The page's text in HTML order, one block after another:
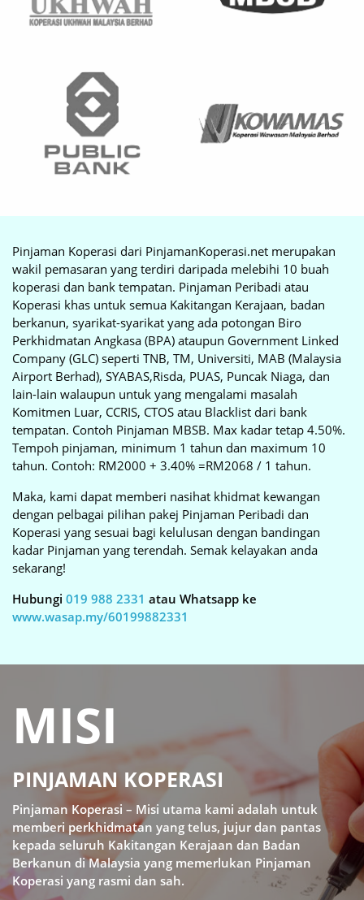
Pinjaman Koperasi dari PinjamanKoperasi.net merupakan
wakil pemasaran yang terdiri daripada melebihi 10 buah
koperasi dan bank tempatan. Pinjaman Peribadi atau
Koperasi khas untuk semua Kakitangan Kerajaan, badan
berkanun, syarikat-syarikat yang ada potongan Biro
Perkhidmatan Angkasa (BPA) ataupun Government Linked
Company (GLC) seperti TNB, TM, Universiti, MAB (Malaysia
Airport Berhad), SYABAS,Risda, PUAS, Puncak Niaga, dan
lain-lain walaupun untuk yang mengalami masalah
Komitmen Luar, CCRIS, CTOS atau Blacklist dari bank
tempatan. Contoh Pinjaman MBSB. Max kadar tetap 4.50%.
Tempoh pinjaman, minimum 1 tahun dan maximum 10
tahun. Contoh: RM2000 + 3.40% =RM2068 / 1 tahun.
Maka, kami dapat memberi nasihat khidmat kewangan
dengan pelbagai pilihan pakej Pinjaman Peribadi dan
Koperasi yang sesuai bagi kelulusan dengan bandingan
kadar Pinjaman yang terendah. Semak kelayakan anda
sekarang!
Hubungi 019 988 2331 atau Whatsapp ke
www.wasap.my/60199882331
MISI
PINJAMAN KOPERASI
Pinjaman Koperasi – Misi utama kami adalah untuk
memberi perkhidmatan yang telus, jujur dan pantas
kepada seluruh Kakitangan Kerajaan dan Badan
Berkanun di Malaysia yang memerlukan Pinjaman
Koperasi yang rasmi dan sah.